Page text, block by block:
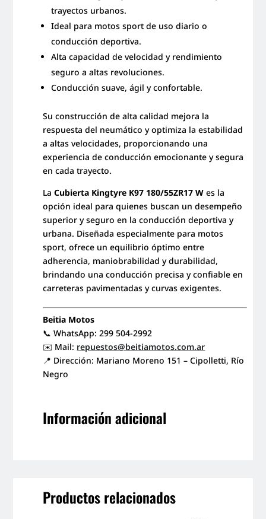
trayectos urbanos.
Ideal para motos sport de uso diario o
conducción deportiva.
Alta capacidad de velocidad y rendimiento
seguro a altas revoluciones.
Conducción suave, ágil y confortable.
Su construcción de alta calidad mejora la
respuesta del neumático y optimiza la estabilidad
a altas velocidades, proporcionando una
experiencia de conducción emocionante y segura
en cada trayecto.
LaCubierta Kingtyre K97 180/55ZR17 W es la
opción ideal para quienes buscan un desempeño
superior y seguro en la conducción deportiva y
urbana. Diseñada especialmente para motos
sport, ofrece un equilibrio óptimo entre
adherencia, maniobrabilidad y durabilidad,
brindando una conducción precisa y confiable en
carreteras pavimentadas y curvas exigentes.
Beitia Motos
📞 WhatsApp: 299 504-2992
✉️ Mail: repuestos@beitiamotos.com.ar
📍 Dirección: Mariano Moreno 151 – Cipolletti, Río
Negro
Información adicional
Productos relacionados